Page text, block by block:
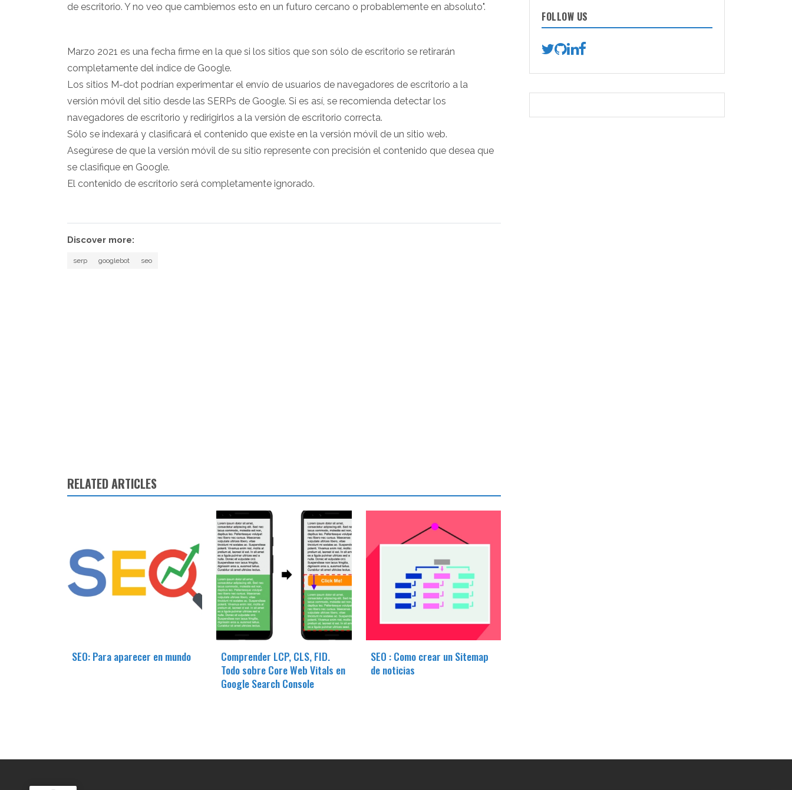
de escritorio. Y no veo que cambiemos esto en un futuro cercano o probablemente en absoluto".
Marzo 2021 es una fecha firme en la que si los sitios que son sólo de escritorio se retirarán
completamente del índice de Google.
Los sitios M-dot podrían experimentar el envío de usuarios de navegadores de escritorio a la
versión móvil del sitio desde las SERPs de Google. Si es así, se recomienda detectar los
navegadores de escritorio y redirigirlos a la versión de escritorio correcta.
Sólo se indexará y clasificará el contenido que existe en la versión móvil de un sitio web.
Asegúrese de que la versión móvil de su sitio represente con precisión el contenido que desea que
se clasifique en Google.
El contenido de escritorio será completamente ignorado.
Discover more:
serp googlebot seo
RELATED ARTICLES
SEO: Para aparecer en mundo
Comprender LCP, CLS, FID.
Todo sobre Core Web Vitals en
Google Search Console
SEO : Como crear un Sitemap
de noticias
FOLLOW US